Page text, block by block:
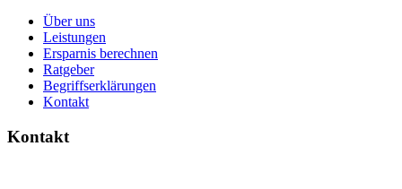
Über uns
Leistungen
Ersparnis berechnen
Ratgeber
Begriffserklärungen
Kontakt
Kontakt